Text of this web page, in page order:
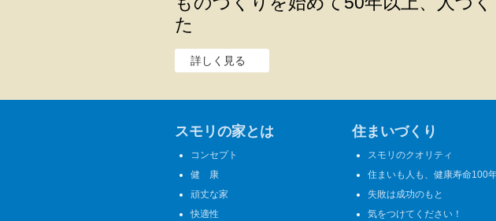
た
詳しく見る
スモリの家とは
コンセプト
健 康
頑丈な家
快適性
住まいづくり
スモリのクオリティ
住まいも人も、健康寿命100年
失敗は成功のもと
気をつけてください！